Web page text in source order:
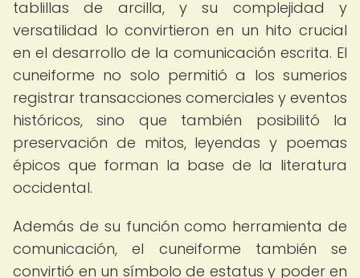
tablillas de arcilla, y su complejidad y
versatilidad lo convirtieron en un hito crucial
en el desarrollo de la comunicación escrita. El
cuneiforme no solo permitió a los sumerios
registrar transacciones comerciales y eventos
históricos, sino que también posibilitó la
preservación de mitos, leyendas y poemas
épicos que forman la base de la literatura
occidental.
Además de su función como herramienta de
comunicación, el cuneiforme también se
convirtió en un símbolo de estatus y poder en